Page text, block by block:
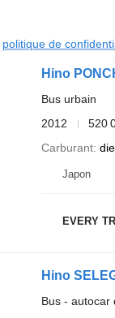
politique de
Hino
Bus urbain
2012
520
Carburant
Japon
EVERY
Hino
Bus - autocar